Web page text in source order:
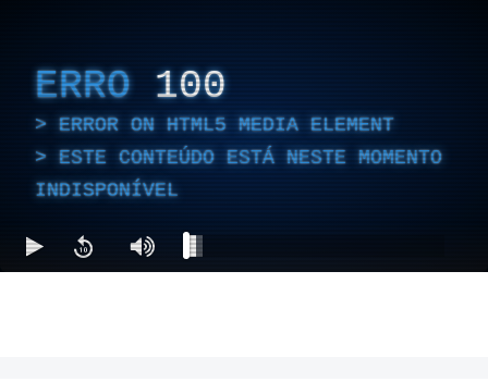
ERRO 100
ERROR ON HTML5 MEDIA ELEMENT
ESTE CONTEÚDO ESTÁ NESTE MOMENTO
INDISPONÍVEL